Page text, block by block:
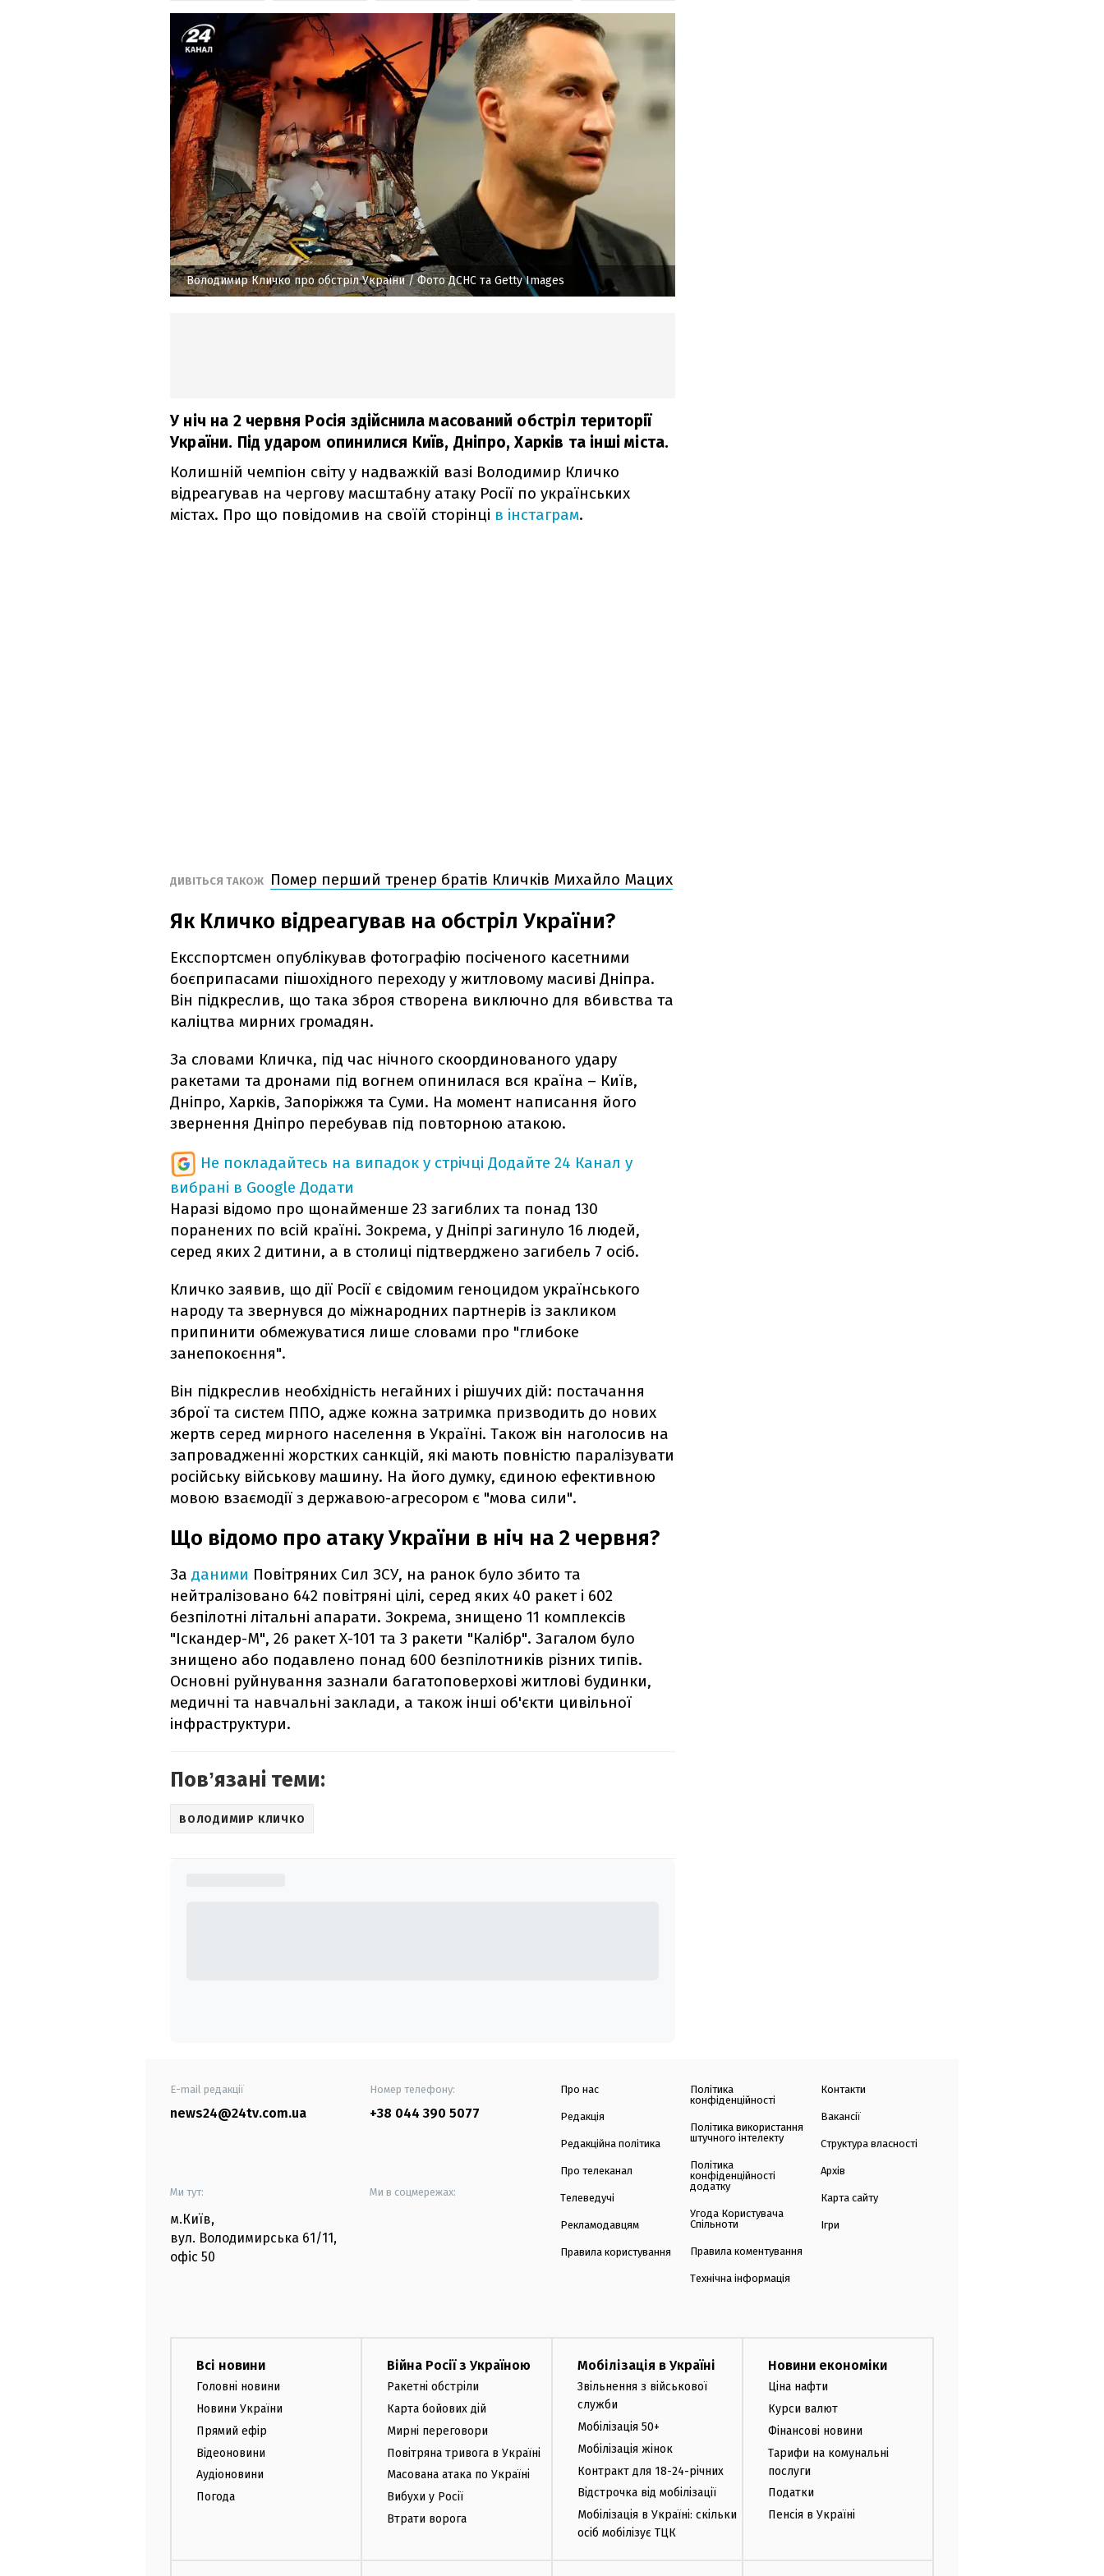
Володимир Кличко про обстріл України/ Фото ДСНС та Getty Images
У ніч на 2 червня Росія здійснила масований обстріл території
України. Під ударом опинилися Київ, Дніпро, Харків та інші міста.
Колишній чемпіон світу у надважкій вазі Володимир Кличко
відреагував на чергову масштабну атаку Росії по українських
містах. Про що повідомив на своїй сторінці в інстаграм.
ДИВІТЬСЯ ТАКОЖ Помер перший тренер братів Кличків Михайло Мацих
Як Кличко відреагував на обстріл України?
Ексспортсмен опублікував фотографію посіченого касетними
боєприпасами пішохідного переходу у житловому масиві Дніпра.
Він підкреслив, що така зброя створена виключно для вбивства та
каліцтва мирних громадян.
За словами Кличка, під час нічного скоординованого удару
ракетами та дронами під вогнем опинилася вся країна – Київ,
Дніпро, Харків, Запоріжжя та Суми. На момент написання його
звернення Дніпро перебував під повторною атакою.
Не покладайтесь на випадок у стрічці Додайте 24 Канал у
вибрані в Google Додати
Наразі відомо про щонайменше 23 загиблих та понад 130
поранених по всій країні. Зокрема, у Дніпрі загинуло 16 людей,
серед яких 2 дитини, а в столиці підтверджено загибель 7 осіб.
Кличко заявив, що дії Росії є свідомим геноцидом українського
народу та звернувся до міжнародних партнерів із закликом
припинити обмежуватися лише словами про "глибоке
занепокоєння".
Він підкреслив необхідність негайних і рішучих дій: постачання
зброї та систем ППО, адже кожна затримка призводить до нових
жертв серед мирного населення в Україні. Також він наголосив на
запровадженні жорстких санкцій, які мають повністю паралізувати
російську військову машину. На його думку, єдиною ефективною
мовою взаємодії з державою-агресором є "мова сили".
Що відомо про атаку України в ніч на 2 червня?
За даними Повітряних Сил ЗСУ, на ранок було збито та
нейтралізовано 642 повітряні цілі, серед яких 40 ракет і 602
безпілотні літальні апарати. Зокрема, знищено 11 комплексів
"Іскандер-М", 26 ракет Х-101 та 3 ракети "Калібр". Загалом було
знищено або подавлено понад 600 безпілотників різних типів.
Основні руйнування зазнали багатоповерхові житлові будинки,
медичні та навчальні заклади, а також інші об'єкти цивільної
інфраструктури.
Повʼязані теми:
ВОЛОДИМИР КЛИЧКО
E-mail редакції
news24@24tv.com.ua
Номер телефону:
+38 044 390 5077
Ми тут:
м.Київ,
вул. Володимирська 61/11,
офіс 50
Ми в соцмережах:
Про нас
Редакція
Редакційна політика
Про телеканал
Телеведучі
Рекламодавцям
Правила користування
Політика
конфіденційності
Політика використання
штучного інтелекту
Політика
конфіденційності
додатку
Угода Користувача
Спільноти
Правила коментування
Технічна інформація
Контакти
Вакансії
Структура власності
Архів
Карта сайту
Ігри
Всі новини
Головні новини
Новини України
Прямий ефір
Відеоновини
Аудіоновини
Погода
Війна Росії з Україною
Ракетні обстріли
Карта бойових дій
Мирні переговори
Повітряна тривога в Україні
Масована атака по Україні
Вибухи у Росії
Втрати ворога
Мобілізація в Україні
Звільнення з військової
служби
Мобілізація 50+
Мобілізація жінок
Контракт для 18-24-річних
Відстрочка від мобілізації
Мобілізація в Україні: скільки
осіб мобілізує ТЦК
Новини економіки
Ціна нафти
Курси валют
Фінансові новини
Тарифи на комунальні
послуги
Податки
Пенсія в Україні